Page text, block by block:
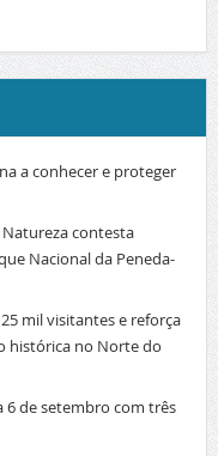
a conhecer e proteger
Natureza contesta
Nacional da Peneda-
mil visitantes e reforça
histórica no Norte do
6 de setembro com três